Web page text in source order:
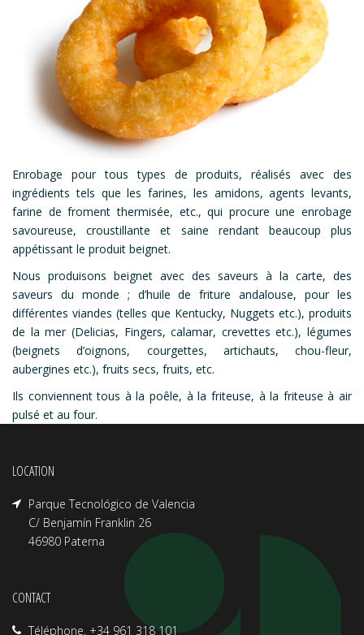
Enrobage pour tous types de produits, réalisés avec des
ingrédients tels que les farines, les amidons, agents levants,
farine de froment thermisée, etc., qui procure une enrobage
savoureuse, croustillante et saine rendant beaucoup plus
appétissant le produit beignet.
Nous produisons beignet avec des saveurs à la carte, des
saveurs du monde ; d’huile de friture andalouse, pour les
différentes viandes (telles que Kentucky, Nuggets etc.), produits
de la mer (Delicias, Fingers, calamar, crevettes etc.), légumes
(beignets d’oignons, courgettes, artichauts, chou-fleur,
aubergines etc.), fruits secs, fruits, etc.
Ils conviennent tous à la poêle, à la friteuse, à la friteuse à air
pulsé et au four.
LOCATION
Parque Tecnológico de Valencia
C/ Benjamín Franklin 26
46980 Paterna
CONTACT
Téléphone. +34 961 318 101